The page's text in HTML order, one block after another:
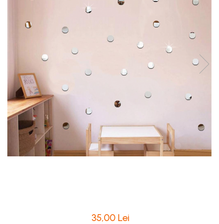
Intretinere Textile si Covoare
Accesorii Gradina
35,00 Lei